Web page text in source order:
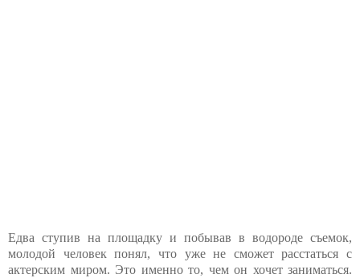
Едва ступив на площадку и побывав в водороде съемок,
молодой человек понял, что уже не сможет расстаться с
актерским миром. Это именно то, чем он хочет заниматься.